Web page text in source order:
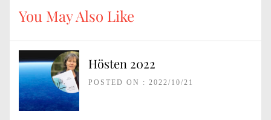
You May Also Like
Hösten 2022
POSTED ON : 2022/10/21